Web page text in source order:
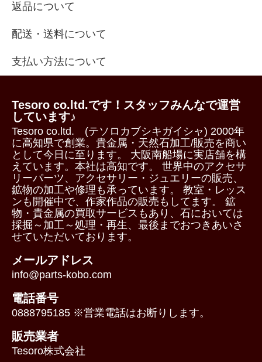
返品について
配送・送料について
支払い方法について
Tesoro co.ltd.です！スタッフみんなで運営
しています♪
Tesoro co.ltd. (テソロカブシキガイシャ) 2000年
に高知県で創業。貴金属・天然石加工/販売を商い
として今日に至ります。 大阪南船場に実店舗を構
えています。本社は高知です。 世界中のアクセサ
リーパーツ、アクセサリー・ジュエリーの販売、
鉱物の加工や修理も承っています。 教室・レッス
ンも開催中で、作家作品の販売もしてます。 鉱
物・貴金属の買取サービスもあり、石においては
採掘～加工～処理・再生、最後までおつきあいさ
せていただいております。
メールアドレス
info@parts-kobo.com
電話番号
0888795185 ※営業電話はお断りします。
販売業者
Tesoro株式会社